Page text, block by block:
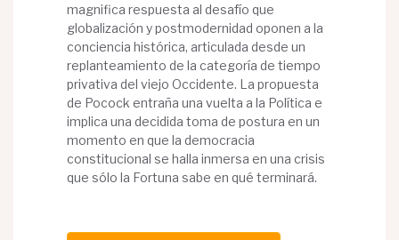
magnifica respuesta al desafío que
globalización y postmodernidad oponen a la
conciencia histórica, articulada desde un
replanteamiento de la categoría de tiempo
privativa del viejo Occidente. La propuesta
de Pocock entraña una vuelta a la Política e
implica una decidida toma de postura en un
momento en que la democracia
constitucional se halla inmersa en una crisis
que sólo la Fortuna sabe en qué terminará.